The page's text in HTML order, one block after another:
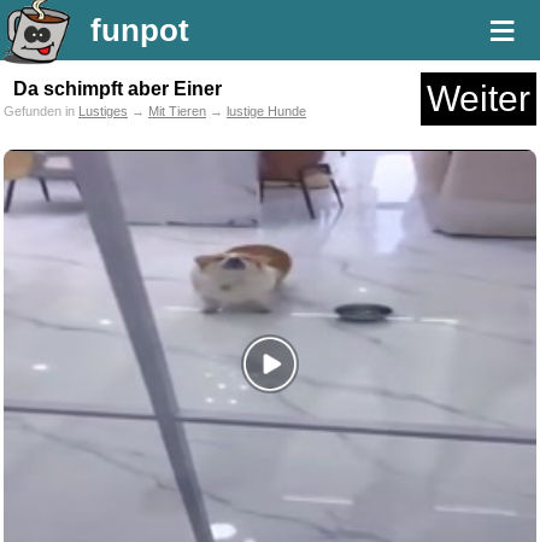
funpot ≡
Da schimpft aber Einer Weiter
Gefunden in Lustiges → Mit Tieren → lustige Hunde